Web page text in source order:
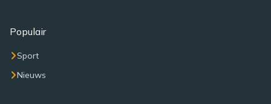
Populair
Sport
Nieuws